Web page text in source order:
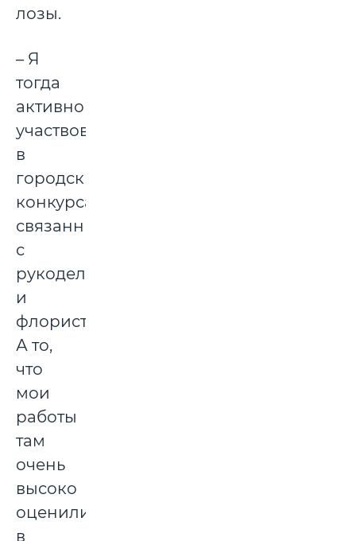
лозы.
– Я
тогда
активно
участвовала
в
городских
конкурсах,
связанных
с
рукоделием
и
флористикой.
А то,
что
мои
работы
там
очень
высоко
оценили,
в